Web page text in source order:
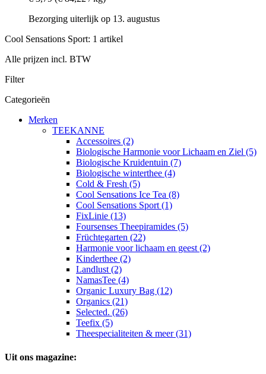
Bezorging uiterlijk op 13. augustus
Cool Sensations Sport: 1 artikel
Alle prijzen incl. BTW
Filter
Categorieën
Merken
TEEKANNE
Accessoires (2)
Biologische Harmonie voor Lichaam en Ziel (5)
Biologische Kruidentuin (7)
Biologische winterthee (4)
Cold & Fresh (5)
Cool Sensations Ice Tea (8)
Cool Sensations Sport (1)
FixLinie (13)
Foursenses Theepiramides (5)
Früchtegarten (22)
Harmonie voor lichaam en geest (2)
Kinderthee (2)
Landlust (2)
NamasTee (4)
Organic Luxury Bag (12)
Organics (21)
Selected. (26)
Teefix (5)
Theespecialiteiten & meer (31)
Uit ons magazine: